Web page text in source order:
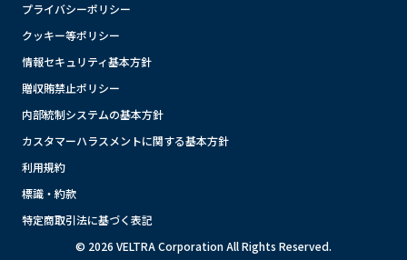
プライバシーポリシー
クッキー等ポリシー
情報セキュリティ基本方針
贈収賄禁止ポリシー
内部統制システムの基本方針
カスタマーハラスメントに関する基本方針
利用規約
標識・約款
特定商取引法に基づく表記
© 2026 VELTRA Corporation All Rights Reserved.